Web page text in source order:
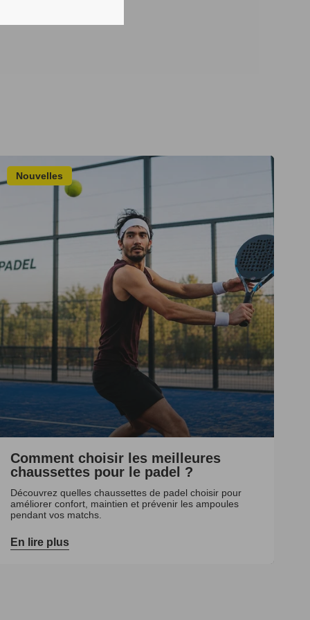
Nouvelles
Comment choisir les meilleures
chaussettes pour le padel ?
Découvrez quelles chaussettes de padel choisir pour
améliorer confort, maintien et prévenir les ampoules
pendant vos matchs.
En lire plus